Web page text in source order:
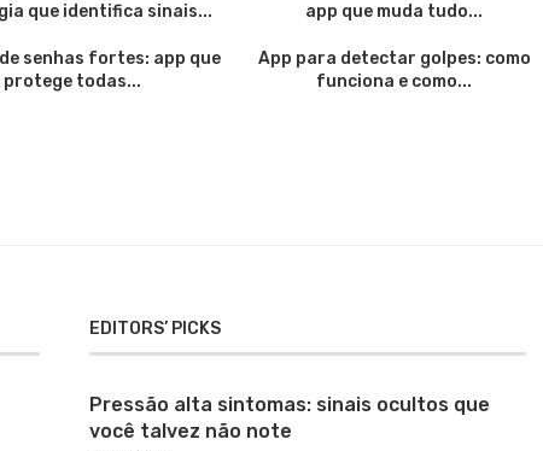
que identifica sinais...
app que muda tudo...
senhas fortes: app que
protege todas...
App para detectar golpes: como
funciona e como...
EDITORS’ PICKS
Pressão alta sintomas: sinais ocultos que
você talvez não note